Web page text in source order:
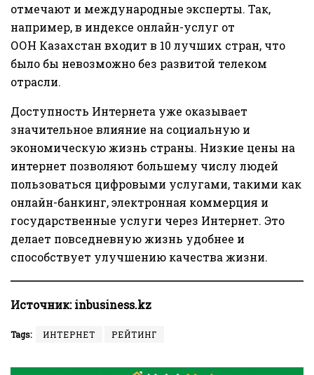
отмечают и международные эксперты. Так,
например, в индексе онлайн-услуг от
ООН Казахстан входит в 10 лучших стран, что
было бы невозможно без развитой телеком
отрасли.
Доступность Интернета уже оказывает
значительное влияние на социальную и
экономическую жизнь страны. Низкие цены на
интернет позволяют большему числу людей
пользоваться цифровыми услугами, такими как
онлайн-банкинг, электронная коммерция и
государственные услуги через Интернет. Это
делает повседневную жизнь удобнее и
способствует улучшению качества жизни.
Источник:inbusiness.kz
Tags: ИНТЕРНЕТ РЕЙТИНГ